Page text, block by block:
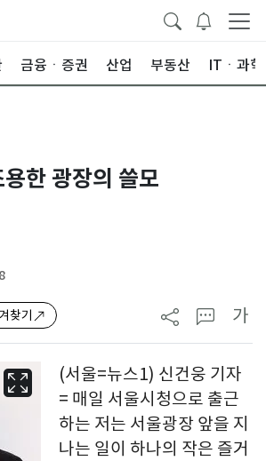
금융ㆍ증권 산업 부동산 ITㆍ과학
한 광장의 쓸모
찾기 가
(서울=뉴스1) 신건웅 기자
= 매일 서울시청으로 출근
하는 저는 서울광장 앞을 지
나는 일이 하나의 작은 즐거